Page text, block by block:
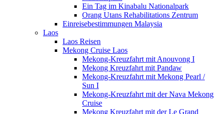
Ein Tag im Kinabalu Nationalpark
Orang Utans Rehabilitations Zentrum
Einreisebestimmungen Malaysia
Laos
Laos Reisen
Mekong Cruise Laos
Mekong-Kreuzfahrt mit Anouvong I
Mekong Kreuzfahrt mit Pandaw
Mekong-Kreuzfahrt mit Mekong Pearl /
Sun I
Mekong-Kreuzfahrt mit der Nava Mekong
Cruise
Mekong Kreuzfahrt mit der Le Grand